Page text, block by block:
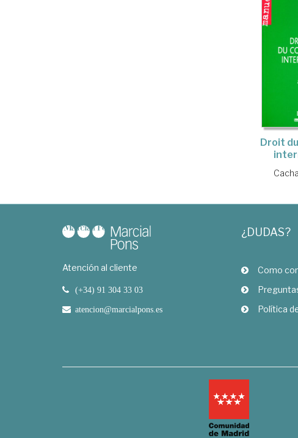
Droit
Atención al cliente
(+34) 91 304 33 03
atencion@marcialpons.es
¿DUDAS?
Como
Política